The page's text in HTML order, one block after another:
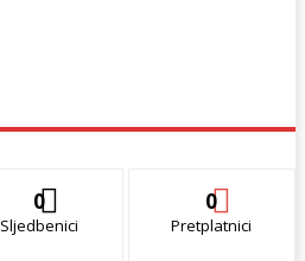
0
Sljedbenici
0
Pretplatnici